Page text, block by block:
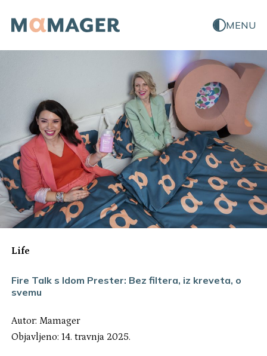
MENU
Life
Fire Talk s Idom Prester: Bez filtera, iz kreveta, o
svemu
Autor: Mamager
Objavljeno: 14. travnja 2025.